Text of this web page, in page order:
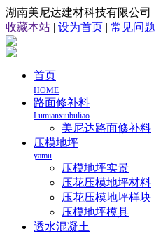
湖南美尼达建材科技有限公司
收藏本站 | 设为首页 | 常见问题
首页
HOME
路面修补料
Lumianxiubuliao
美尼达路面修补料
压模地坪
yamu
压模地坪实景
压花压模地坪材料
压花压模地坪样块
压模地坪模具
透水混凝土